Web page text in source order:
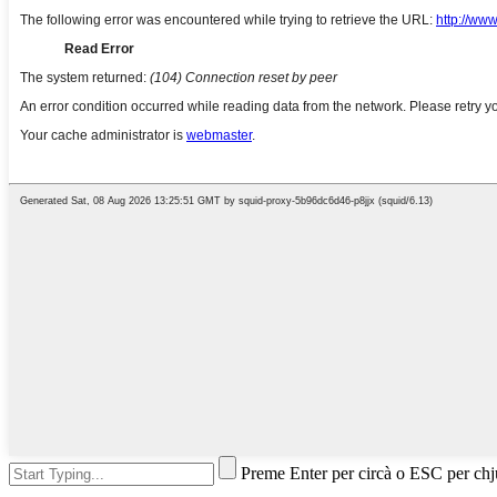
Preme Enter per circà o ESC per